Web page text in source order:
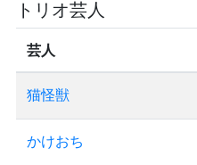
トリオ芸人
芸人
猫怪獣
かけおち